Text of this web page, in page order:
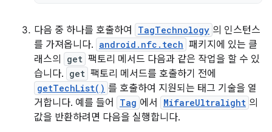
다음 중 하나를 호출하여 TagTechnology 의 인스턴스
를 가져옵니다. android.nfc.tech 패키지에 있는 클
래스의
get 팩토리 메서드 다음과 같은 작업을 할 수 있
습니다. get 팩토리 메서드를 호출하기 전에
getTechList() 를 호출하여 지원되는 태그 기술을 열
거합니다. 예를 들어
Tag 에서 MifareUltralight 의
값을 반환하려면 다음을 실행합니다.